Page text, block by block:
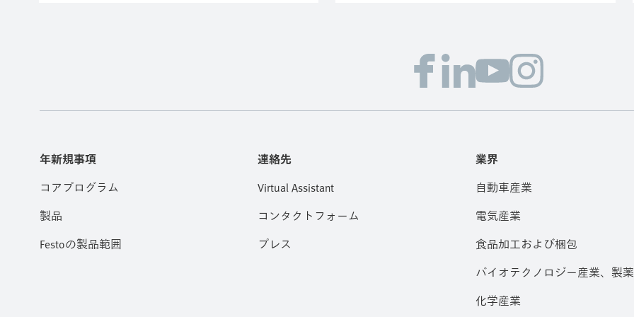
年新規事項
コアプログラム
製品
Festoの製品範囲
連絡先
Virtual Assistant
コンタクトフォーム
プレス
業界
自動車産業
電気産業
食品加工および梱包
バイオテクノロジー産業、製薬
化学産業